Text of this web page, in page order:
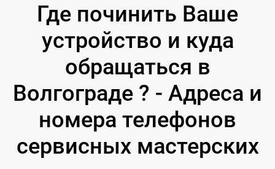
Где починить Ваше
устройство и куда
обращаться в
Волгограде ? - Адреса и
номера телефонов
сервисных мастерских